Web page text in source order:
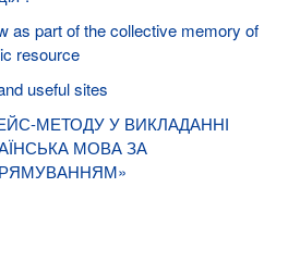
as part of the collective memory of
resource
useful sites
МЕТОДУ У ВИКЛАДАННІ
МОВА ЗА